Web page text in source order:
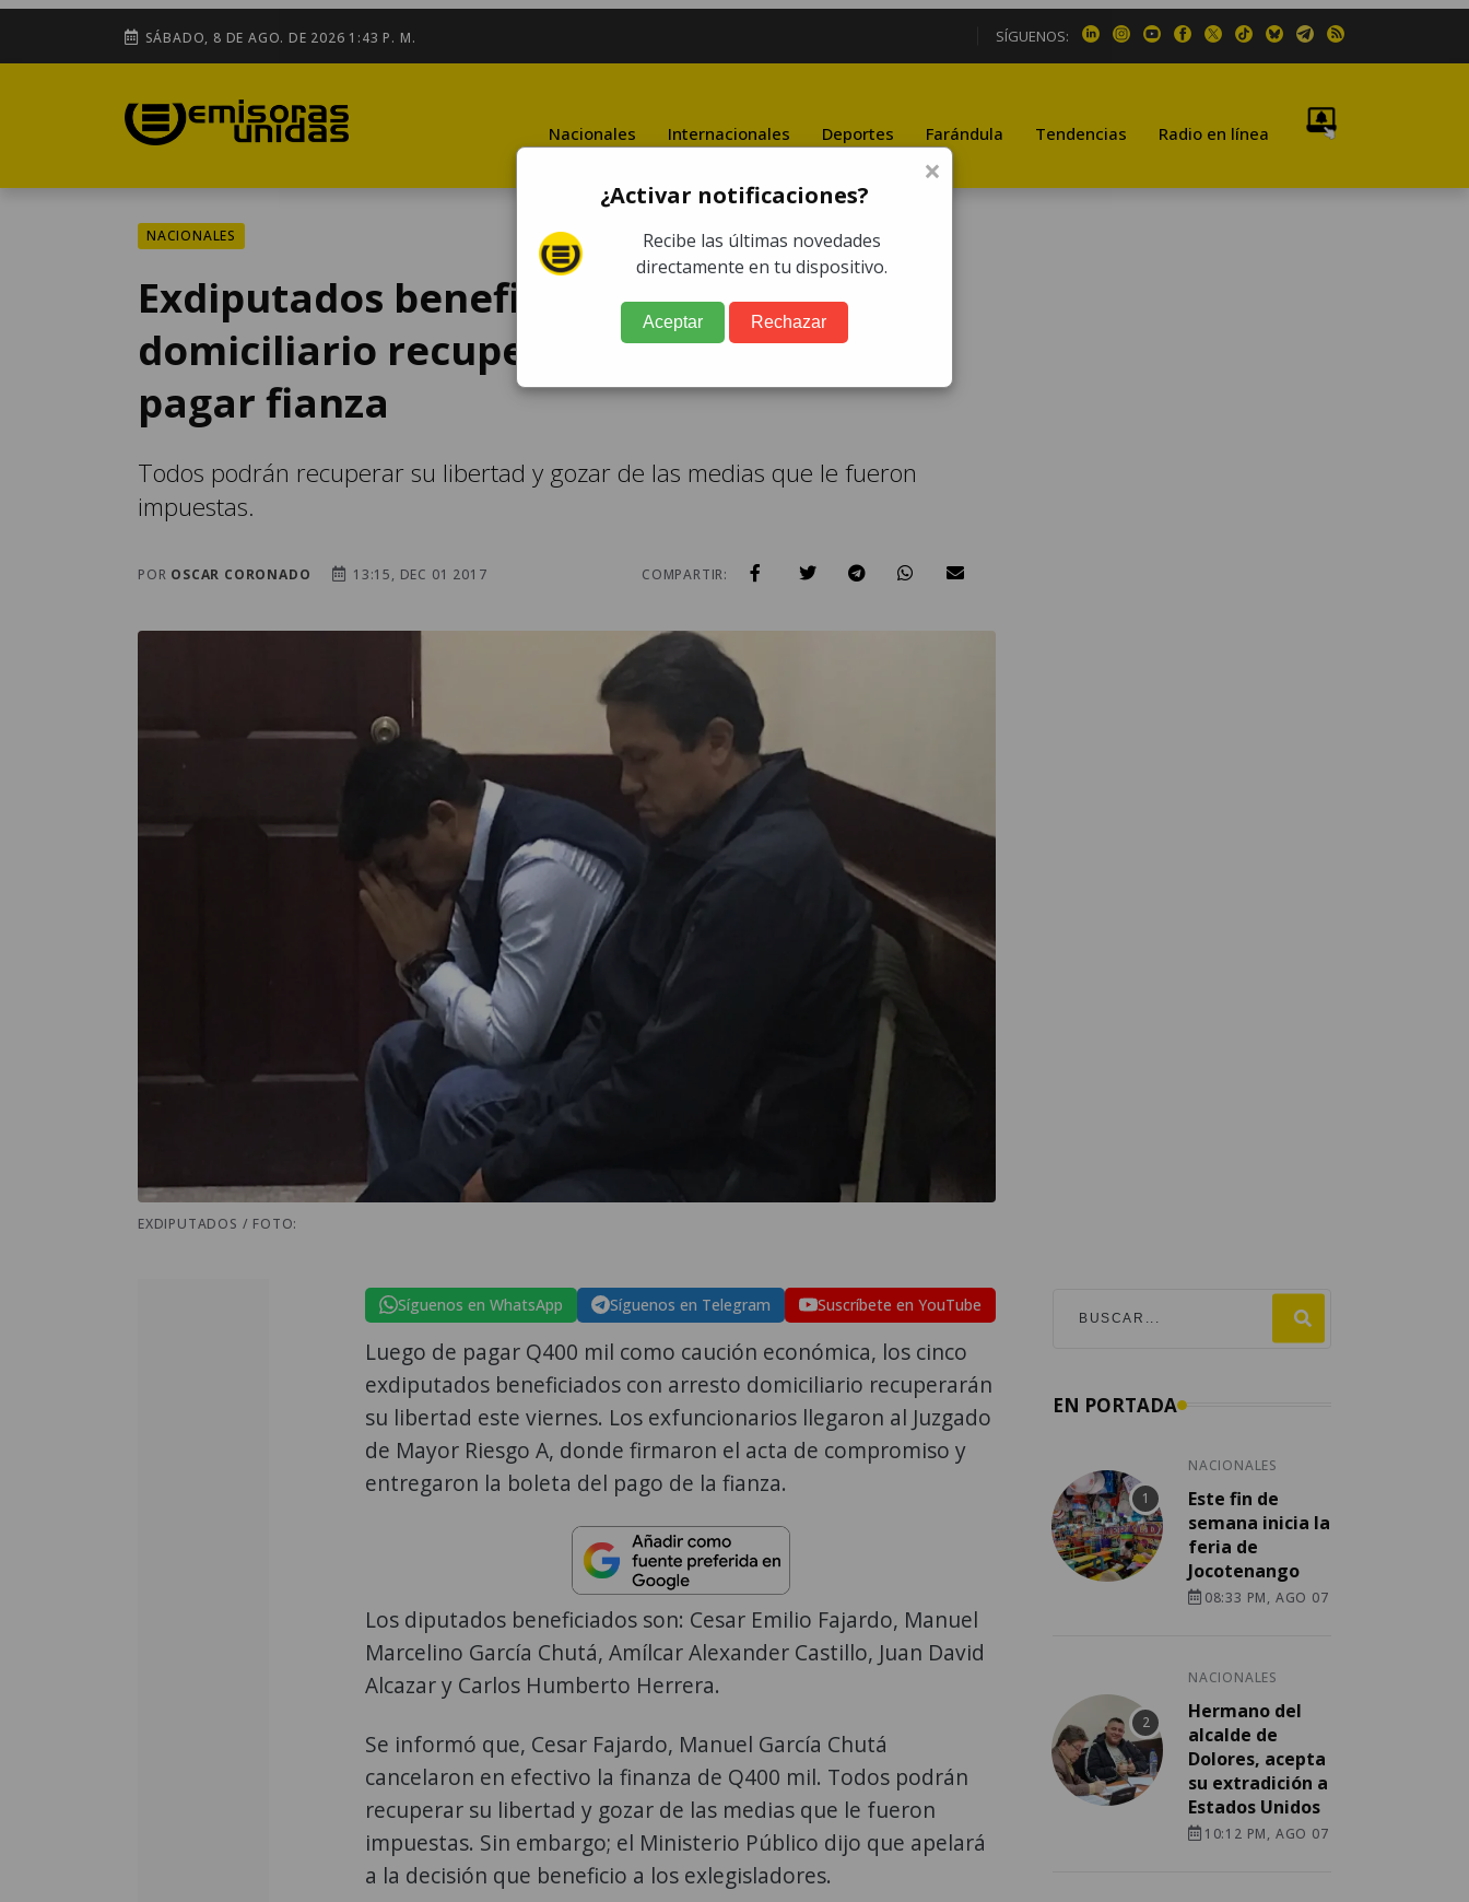
SÁBADO, 8 DE AGO. DE 2026 1:43 P. M. SÍGUENOS:
Nacionales Internacionales Deportes Farándula Tendencias Radio en línea
NACIONALES
Exdiputados beneficiados con arresto
domiciliario recuperan su libertad tras
pagar fianza
Todos podrán recuperar su libertad y gozar de las medias que le fueron
impuestas.
POR OSCAR CORONADO 13:15, DEC 01 2017 COMPARTIR:
EXDIPUTADOS / FOTO:
Síguenos en WhatsApp Síguenos en Telegram Suscríbete en YouTube
Luego de pagar Q400 mil como caución económica, los cinco
exdiputados beneficiados con arresto domiciliario recuperarán
su libertad este viernes. Los exfuncionarios llegaron al Juzgado
de Mayor Riesgo A, donde firmaron el acta de compromiso y
entregaron la boleta del pago de la fianza.
Los diputados beneficiados son: Cesar Emilio Fajardo, Manuel
Marcelino García Chutá, Amílcar Alexander Castillo, Juan David
Alcazar y Carlos Humberto Herrera.
Se informó que, Cesar Fajardo, Manuel García Chutá
cancelaron en efectivo la finanza de Q400 mil. Todos podrán
recuperar su libertad y gozar de las medias que le fueron
impuestas. Sin embargo; el Ministerio Público dijo que apelará
a la decisión que beneficio a los exlegisladores.
EN PORTADA
NACIONALES
Este fin de
semana inicia la
feria de
Jocotenango
08:33 PM, AGO 07
NACIONALES
Hermano del
alcalde de
Dolores, acepta
su extradición a
Estados Unidos
10:12 PM, AGO 07
×
¿Activar notificaciones?
Recibe las últimas novedades
directamente en tu dispositivo.
Aceptar Rechazar